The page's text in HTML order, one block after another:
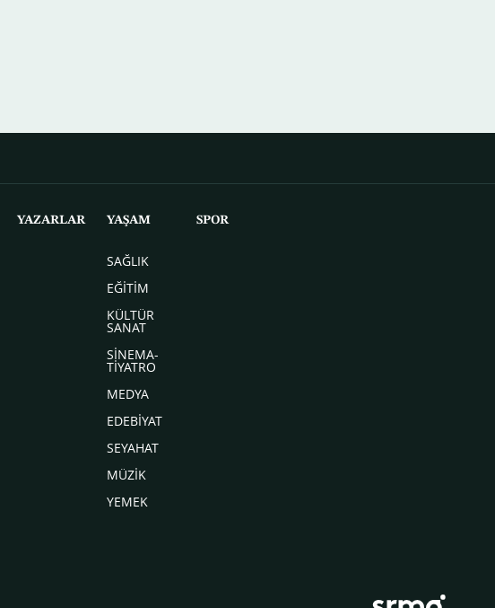
YAZARLAR YAŞAM
SAĞLIK
EĞİTİM
KÜLTÜR
SANAT
SİNEMA-
TİYATRO
MEDYA
EDEBİYAT
SEYAHAT
MÜZİK
YEMEK
SPOR